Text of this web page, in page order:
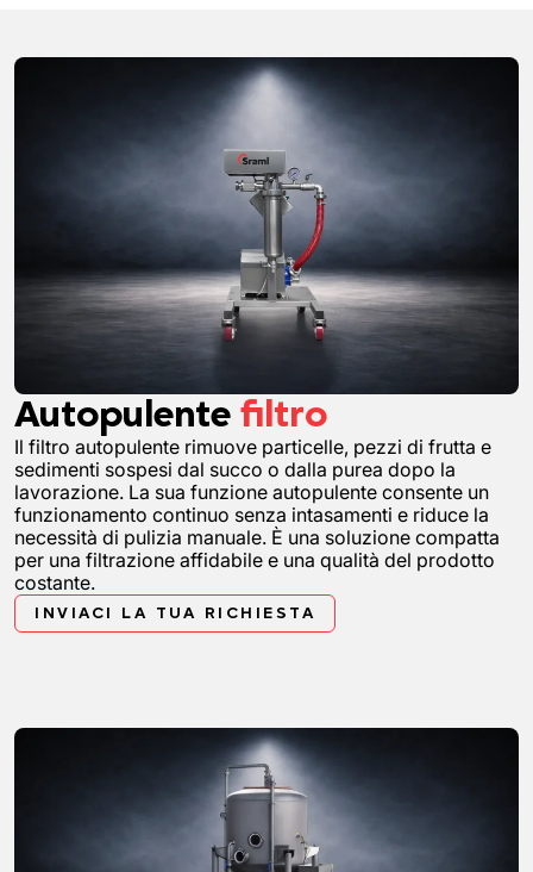
Autopulente filtro
Il filtro autopulente rimuove particelle, pezzi di frutta e
sedimenti sospesi dal succo o dalla purea dopo la
lavorazione. La sua funzione autopulente consente un
funzionamento continuo senza intasamenti e riduce la
necessità di pulizia manuale. È una soluzione compatta
per una filtrazione affidabile e una qualità del prodotto
costante.
INVIACI LA TUA RICHIESTA